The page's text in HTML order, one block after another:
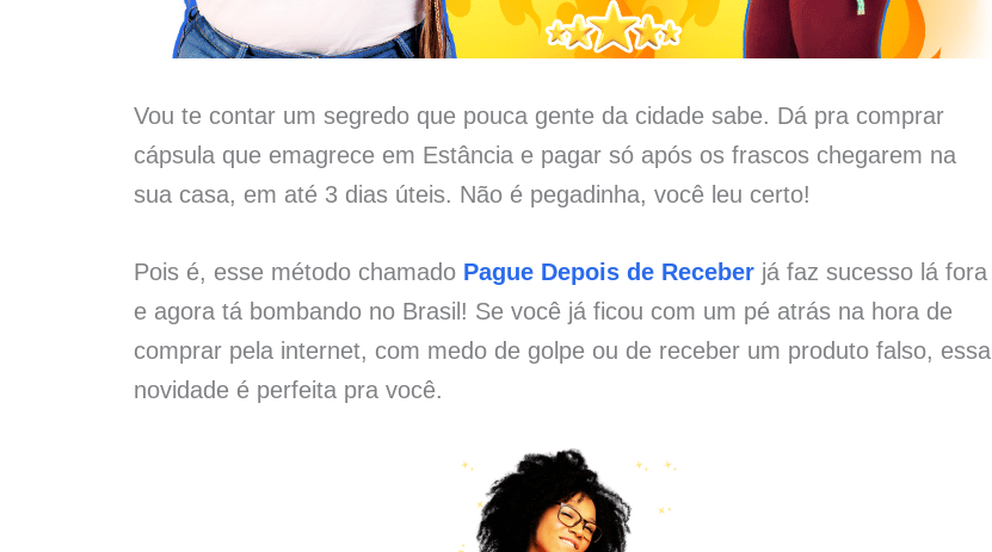
Vou te contar um segredo que pouca gente da cidade sabe. Dá pra comprar
cápsula que emagrece em Estância e pagar só após os frascos chegarem na
sua casa, em até 3 dias úteis. Não é pegadinha, você leu certo!
Pois é, esse método chamado Pague Depois de Receber já faz sucesso lá fora
e agora tá bombando no Brasil! Se você já ficou com um pé atrás na hora de
comprar pela internet, com medo de golpe ou de receber um produto falso, essa
novidade é perfeita pra você.